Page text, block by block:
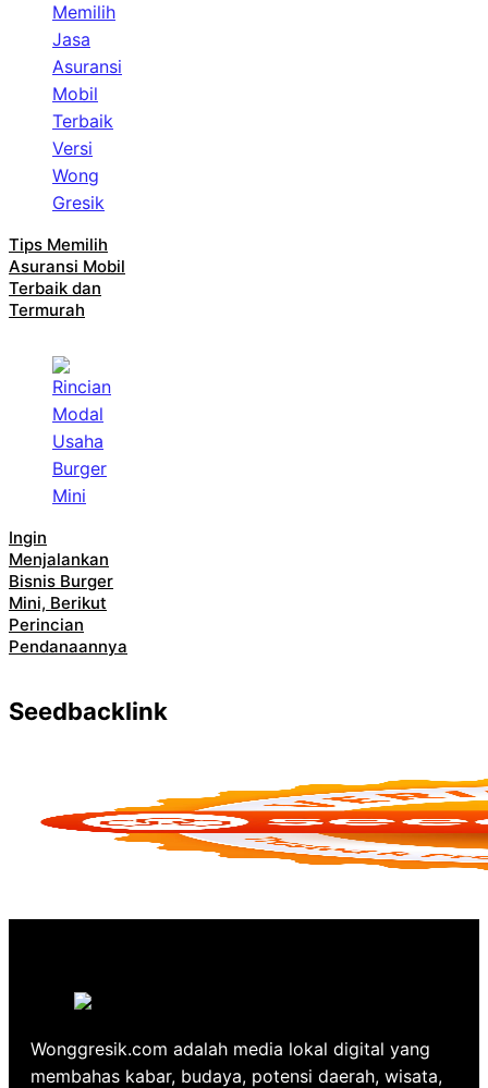
Tips Memilih
Asuransi Mobil
Terbaik dan
Termurah
Ingin
Menjalankan
Bisnis Burger
Mini, Berikut
Perincian
Pendanaannya
Seedbacklink
Wonggresik.com adalah media lokal digital yang
membahas kabar, budaya, potensi daerah, wisata,